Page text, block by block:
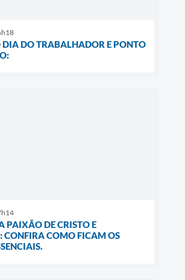
DIA DO TRABALHADOR E PONTO
PAIXÃO DE CRISTO E
CONFIRA COMO FICAM OS